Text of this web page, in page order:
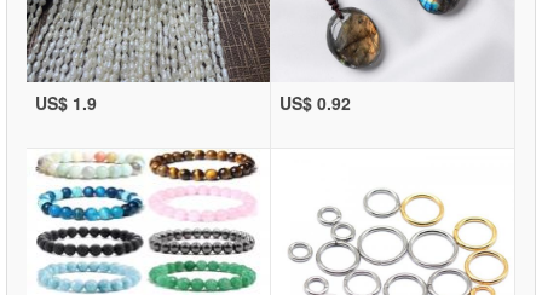
US$ 1.9 US$ 0.92